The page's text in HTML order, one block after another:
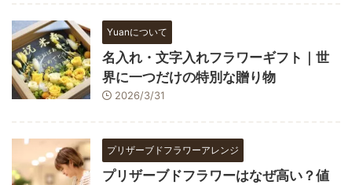
Yuanについて
名入れ・文字入れフラワーギフト｜世
界に一つだけの特別な贈り物
2026/3/31
プリザーブドフラワーアレンジ
プリザーブドフラワーはなぜ高い？値